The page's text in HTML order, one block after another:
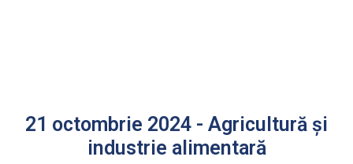
21 octombrie 2024 - Agricultură și
industrie alimentară